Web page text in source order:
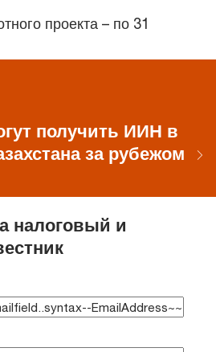
проекта – по 31
получить ИИН в
за рубежом
налоговый и